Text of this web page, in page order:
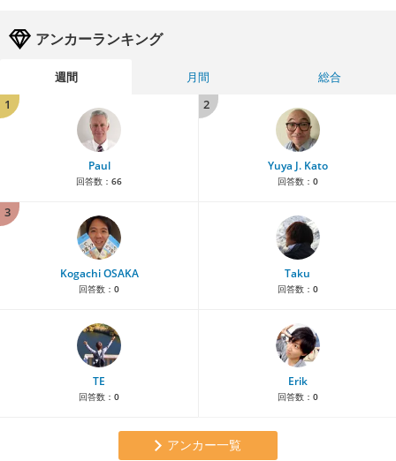
アンカーランキング
週間 月間
総合
1
Paul
回答数： 66
2
Yuya J. Kato
回答数： 0
3
Kogachi OSAKA
回答数： 0
Taku
回答数： 0
TE
回答数： 0
Erik
回答数： 0
アンカー一覧